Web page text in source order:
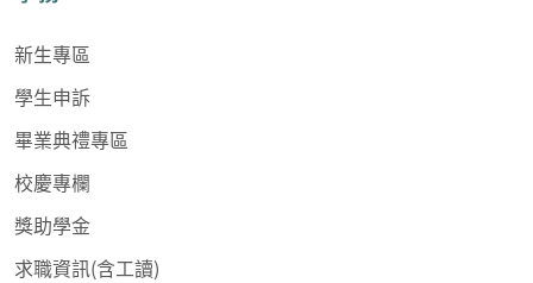
新生專區
學生申訴
畢業典禮專區
校慶專欄
獎助學金
求職資訊(含工讀)